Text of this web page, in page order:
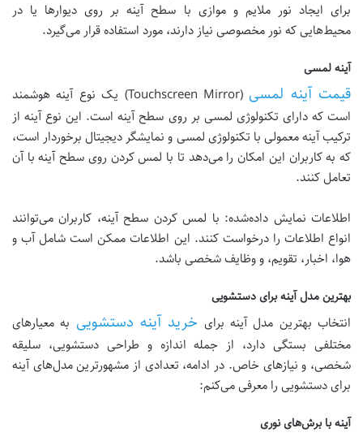
برای ایجاد نور ملایم و موازی با سطح آینه بر روی دیوارها یا در
محیط‌هایی که نور مخصوصی نیاز دارند، مورد استفاده قرار می‌گیرد.
آینه لمسی
قیمت آینه لمسی
(Touchscreen Mirror) یک نوع آینه هوشمند
است که دارای تکنولوژی لمسی بر روی سطح آینه است. این نوع آینه از
ترکیب آینه معمولی با تکنولوژی لمسی و نمایشگر دیجیتال برخوردار است،
که به کاربران این امکان را می‌دهد تا با لمس کردن روی سطح آینه با آن
تعامل کنند.
اطلاعات نمایش داده‌شده: با لمس کردن سطح آینه، کاربران می‌توانند
انواع اطلاعات را درخواست کنند. این اطلاعات ممکن است شامل آب و
هوا، اخبار، تقویم، و وظایف شخصی باشد.
بهترین مدل آینه برای دستشویی
انتخاب بهترین مدل آینه برای خرید آینه دستشویی به معیار‌های
مختلفی بستگی دارد، از جمله اندازه و طراحی دستشویی، سلیقه
شخصی، و نیازهای خاص. در ادامه، تعدادی از مشهورترین مدل‌های آینه
برای دستشویی را معرفی می‌کنم:
آینه با برش‌های نوری